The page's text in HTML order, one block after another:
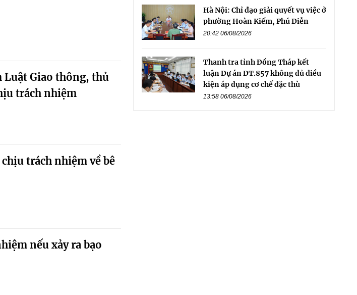
Luật Giao thông, thủ
trách nhiệm
trách nhiệm về bê
nếu xảy ra bạo
Hà Nội: Chỉ đạo giải quyết vụ việc ở
phường Hoàn Kiếm, Phú Diễn
20:42 06/08/2026
Thanh tra tỉnh Đồng Tháp kết
luận Dự án ĐT.857 không đủ điều
kiện áp dụng cơ chế đặc thù
13:58 06/08/2026